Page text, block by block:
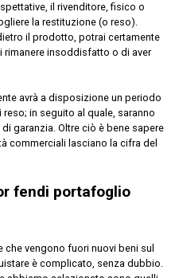
il rivenditore, fisico o
la restituzione (o reso).
il prodotto, potrai certamente
rimanere insoddisfatto o di aver
avrà a disposizione un periodo
in seguito al quale, saranno
garanzia. Oltre ciò è bene sapere
commerciali lasciano la cifra del
fendi portafoglio
vengono fuori nuovi beni sul
è complicato, senza dubbio.